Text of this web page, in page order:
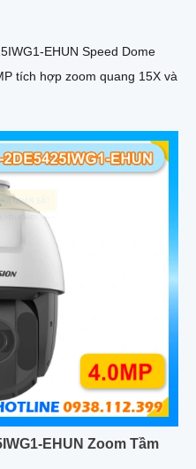
EHUN Speed Dome
tích hợp zoom quang 15X và
EHUN Zoom Tầm